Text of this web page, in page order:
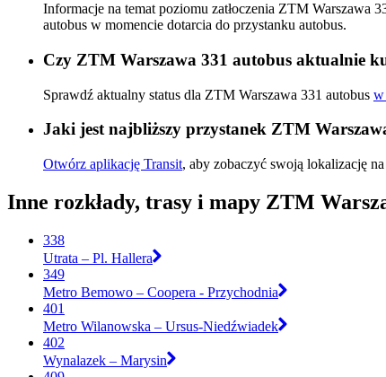
Informacje na temat poziomu zatłoczenia ZTM Warszawa
autobus w momencie dotarcia do przystanku autobus.
Czy ZTM Warszawa 331 autobus aktualnie
Sprawdź aktualny status dla ZTM Warszawa 331 autobus w
Jaki jest najbliższy przystanek ZTM
Otwórz aplikację Transit, aby zobaczyć swoją lokalizację
Inne rozkłady, trasy i mapy ZTM
338
Utrata – Pl. Hallera
349
Metro Bemowo – Coopera - Przychodnia
401
Metro Wilanowska – Ursus-Niedźwiadek
402
Wynalazek – Marysin